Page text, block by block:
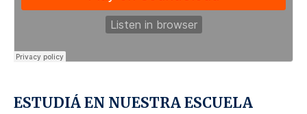
ESTUDIÁ EN NUESTRA ESCUELA